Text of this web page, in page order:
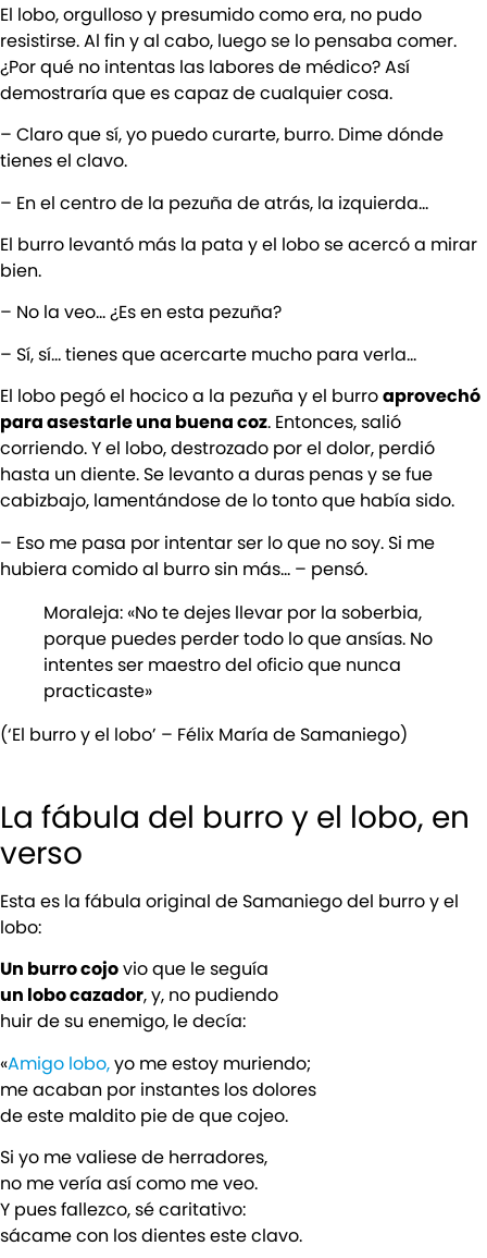
El lobo, orgulloso y presumido como era, no pudo
resistirse. Al fin y al cabo, luego se lo pensaba comer.
¿Por qué no intentas las labores de médico? Así
demostraría que es capaz de cualquier cosa.
– Claro que sí, yo puedo curarte, burro. Dime dónde
tienes el clavo.
– En el centro de la pezuña de atrás, la izquierda…
El burro levantó más la pata y el lobo se acercó a mirar
bien.
– No la veo… ¿Es en esta pezuña?
– Sí, sí… tienes que acercarte mucho para verla…
El lobo pegó el hocico a la pezuña y el burroaprovechó
para asestarle una buena coz. Entonces, salió
corriendo. Y el lobo, destrozado por el dolor, perdió
hasta un diente. Se levanto a duras penas y se fue
cabizbajo, lamentándose de lo tonto que había sido.
– Eso me pasa por intentar ser lo que no soy. Si me
hubiera comido al burro sin más… – pensó.
Moraleja: «No te dejes llevar por la soberbia,
porque puedes perder todo lo que ansías. No
intentes ser maestro del oficio que nunca
practicaste»
(‘El burro y el lobo’ – Félix María de Samaniego)
La fábula del burro y el lobo, en
verso
Esta es la fábula original de Samaniego del burro y el
lobo:
Un burro cojovio que le seguía
un lobo cazador, y, no pudiendo
huir de su enemigo, le decía:
«Amigo lobo,yo me estoy muriendo;
me acaban por instantes los dolores
de este maldito pie de que cojeo.
Si yo me valiese de herradores,
no me vería así como me veo.
Y pues fallezco, sé caritativo:
sácame con los dientes este clavo.